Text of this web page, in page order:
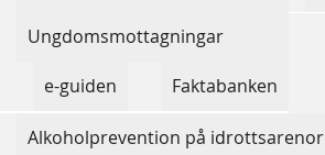
Ungdomsmottagningar
e-guiden Faktabanken
Alkoholprevention på idrottsarenor